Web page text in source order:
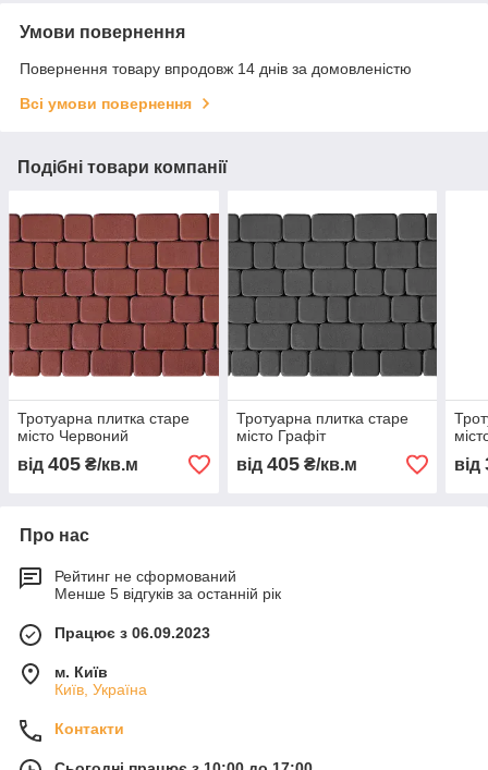
Умови повернення
Повернення товару впродовж 14 днів за домовленістю
Всі умови повернення
Подібні товари компанії
Тротуарна плитка старе
місто Червоний
від 405 ₴/кв.м
Тротуарна плитка старе
місто Графіт
від 405₴/кв.м від
Про нас
Рейтинг не сформований
Менше 5 відгуків за останній рік
Працює з 06.09.2023
м. Київ
Київ, Україна
Контакти